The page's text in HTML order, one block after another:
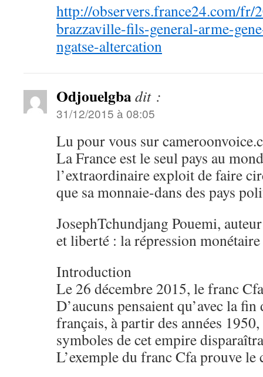
http://observers.france24.com/fr/
brazzaville-fils-general-arme-
ngatse-altercation
Odjouelgbadit :
31/12/2015 à 08:05
Lu pour vous sur
La France est le seul pays au
l’extraordinaire exploit de faire
que sa monnaie-dans des pays
JosephTchundjang Pouemi,
et liberté : la répression
Introduction
Le 26 décembre 2015, le franc
D’aucuns pensaient qu’avec la
français, à partir des années
symboles de cet empire
L’exemple du franc Cfa prouve le